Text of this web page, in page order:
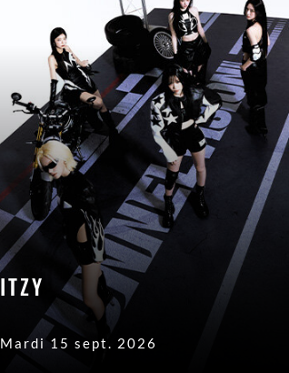
ITZY
Mardi 15 sept. 2026